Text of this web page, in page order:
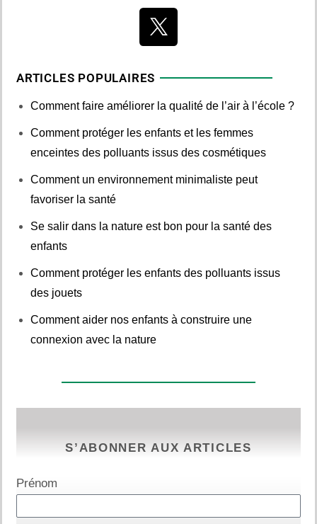
ARTICLES POPULAIRES
Comment faire améliorer la qualité de l’air à l’école ?
Comment protéger les enfants et les femmes
enceintes des polluants issus des cosmétiques
Comment un environnement minimaliste peut
favoriser la santé
Se salir dans la nature est bon pour la santé des
enfants
Comment protéger les enfants des polluants issus
des jouets
Comment aider nos enfants à construire une
connexion avec la nature
S’ABONNER AUX ARTICLES
Prénom